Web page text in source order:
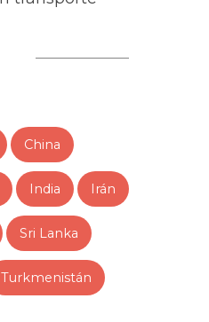
China
India Irán
Sri Lanka
Turkmenistán